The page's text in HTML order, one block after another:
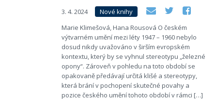
3. 4. 2024
Nové knihy
Marie Klimešová, Hana Rousová O českém
výtvarném umění mezi léty 1947 – 1960 nebylo
dosud nikdy uvažováno v širším evropském
kontextu, který by se vyhnul stereotypu „železné
opony“. Zároveň v pohledu na toto období se
opakovaně předávají určitá klišé a stereotypy,
která brání v pochopení skutečné povahy a
pozice českého umění tohoto období v rámci […]